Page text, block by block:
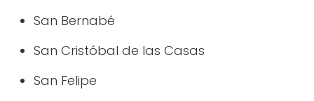
San Bernabé
San Cristóbal de las Casas
San Felipe